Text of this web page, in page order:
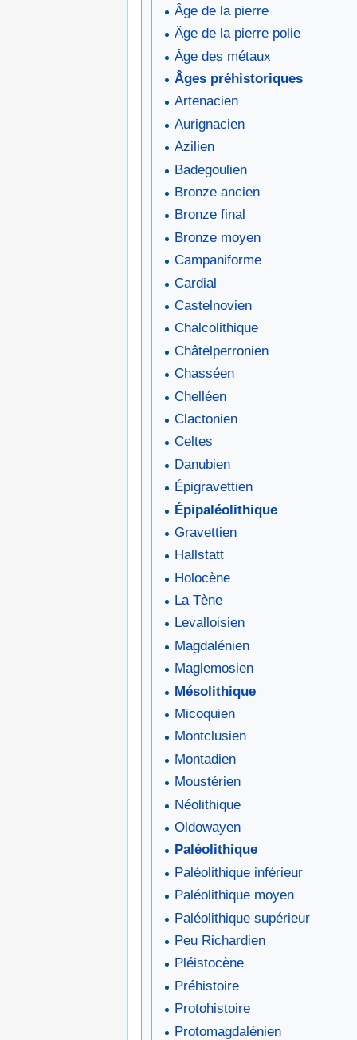
Âge de la pierre
Âge de la pierre polie
Âge des métaux
Âges préhistoriques
Artenacien
Aurignacien
Azilien
Badegoulien
Bronze ancien
Bronze final
Bronze moyen
Campaniforme
Cardial
Castelnovien
Chalcolithique
Châtelperronien
Chasséen
Chelléen
Clactonien
Celtes
Danubien
Épigravettien
Épipaléolithique
Gravettien
Hallstatt
Holocène
La Tène
Levalloisien
Magdalénien
Maglemosien
Mésolithique
Micoquien
Montclusien
Montadien
Moustérien
Néolithique
Oldowayen
Paléolithique
Paléolithique inférieur
Paléolithique moyen
Paléolithique supérieur
Peu Richardien
Pléistocène
Préhistoire
Protohistoire
Protomagdalénien